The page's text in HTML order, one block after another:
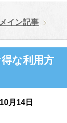
メイン記事
な利用方
月14日